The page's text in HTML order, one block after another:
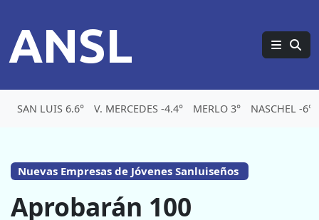
ANSL
SAN LUIS 6.6° V. MERCEDES -4.4° MERLO 3° NASCHEL -6°
Nuevas Empresas de Jóvenes Sanluiseños
Aprobarán 100